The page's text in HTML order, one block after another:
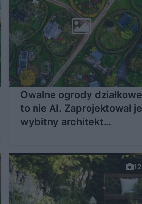
Owalne ogrody działkowe
to nie AI. Zaprojektował je
wybitny architekt
12